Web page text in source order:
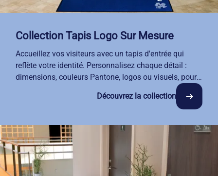
Collection Tapis Logo Sur Mesure
Accueillez vos visiteurs avec un tapis d'entrée qui
reflète votre identité. Personnalisez chaque détail :
dimensions, couleurs Pantone, logos ou visuels, pour
Alliant esthétique et sécurité, nos tapis sur mesure
conservent toutes leurs propriétés techniques (anti-feu
et antistatiques)
Grâce à notre service de location-entretien, vos
espaces restent propres en toute circonstance. Profitez
d'une formule tout compris : livraison, nettoyage
professionnel et remplacement régulier.
Découvrez la collection